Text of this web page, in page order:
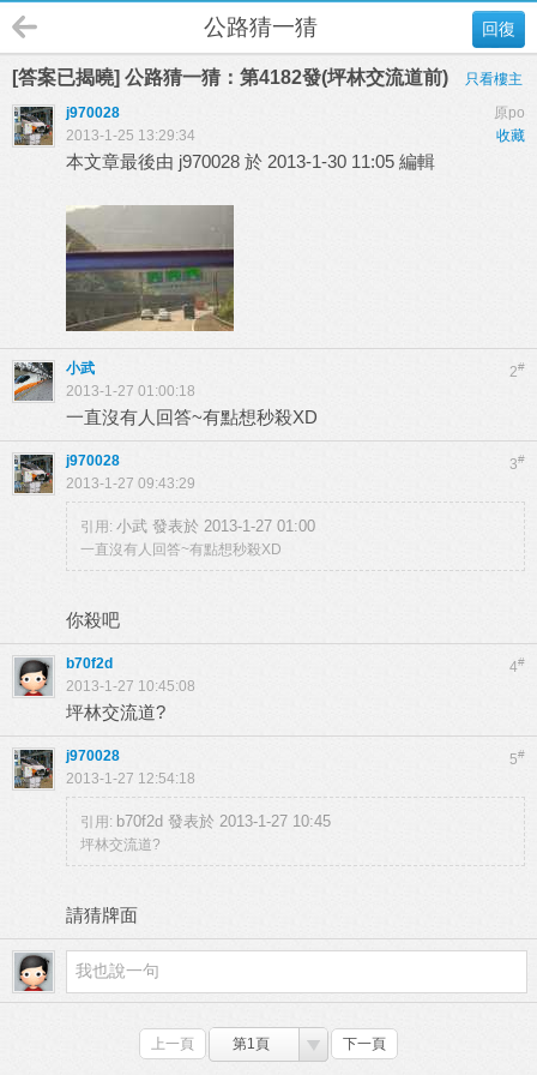
回復
公路猜一猜
[答案已揭曉] 公路猜一猜：第4182發(坪林交流道前)
只看樓主
原po
j970028
收藏
2013-1-25 13:29:34
本文章最後由 j970028 於 2013-1-30 11:05 編輯
2#
小武
2013-1-27 01:00:18
一直沒有人回答~有點想秒殺XD
3#
j970028
2013-1-27 09:43:29
引用: 小武 發表於 2013-1-27 01:00
一直沒有人回答~有點想秒殺XD
你殺吧
4#
b70f2d
2013-1-27 10:45:08
坪林交流道?
5#
j970028
2013-1-27 12:54:18
引用: b70f2d 發表於 2013-1-27 10:45
坪林交流道?
請猜牌面
上一頁 第1頁 下一頁